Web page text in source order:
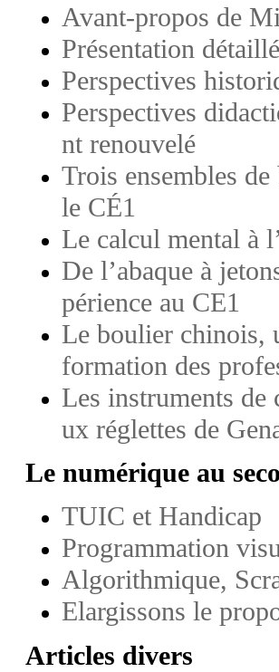
Avant-propos de
Présentation
Perspectives
Perspectives
nt renouvelé
Trois ensembles
le CÉ1
Le calcul mental à
De l’abaque à
périence au CE1
Le boulier chinois,
formation des
Les instruments de
ux réglettes de
Le numérique au
TUIC et Handicap
Programmation
Algorithmique,
Elargissons le
Articles divers